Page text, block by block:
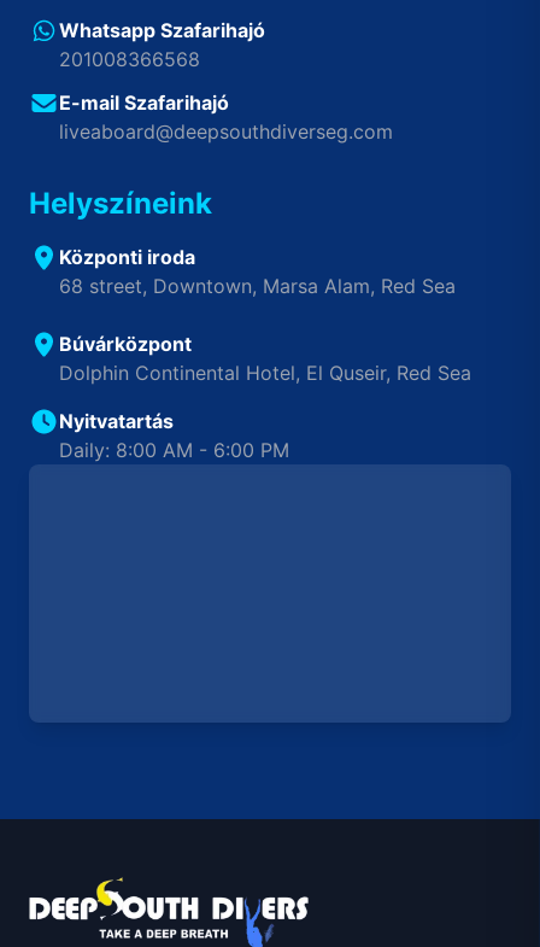
Whatsapp Szafarihajó
201008366568
E-mail Szafarihajó
liveaboard@deepsouthdiverseg.com
Helyszíneink
Központi iroda
68 street, Downtown, Marsa Alam, Red Sea
Búvárközpont
Dolphin Continental Hotel, El Quseir, Red Sea
Nyitvatartás
Daily: 8:00 AM - 6:00 PM